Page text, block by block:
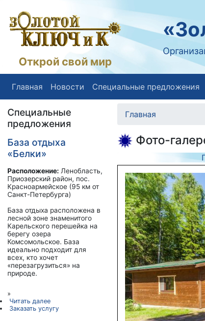
Открой свой мир
Главная Новости Специальные предложения
Главная
Фото-
Специальные
предложения
База отдыха
«Белки»
Расположение: Ленобласть,
Приозерский район, пос.
Красноармейское (95 км от
Санкт-Петербурга)
База отдыха расположена в
лесной зоне знаменитого
Карельского перешейка на
берегу озера
Комсомольское. База
идеально подходит для
всех, кто хочет
«перезагрузиться» на
природе.
»
Читать далее
Заказать услугу